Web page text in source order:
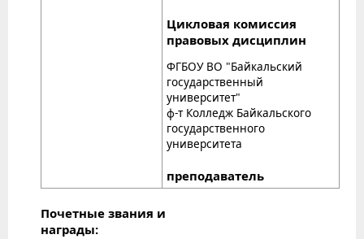
Цикловая комиссия
правовых дисциплин
ФГБОУ ВО "Байкальский
государственный
университет"
ф-т Колледж Байкальского
государственного
университета
преподаватель
Почетные звания и
награды: